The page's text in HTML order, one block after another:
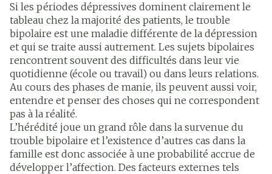
Si les périodes dépressives dominent clairement le
tableau chez la majorité des patients, le trouble
bipolaire est une maladie différente de la dépression
et qui se traite aussi autrement. Les sujets bipolaires
rencontrent souvent des difficultés dans leur vie
quotidienne (école ou travail) ou dans leurs relations.
Au cours des phases de manie, ils peuvent aussi voir,
entendre et penser des choses qui ne correspondent
pas à la réalité.
L’hérédité joue un grand rôle dans la survenue du
trouble bipolaire et l’existence d’autres cas dans la
famille est donc associée à une probabilité accrue de
développer l’affection. Des facteurs externes tels